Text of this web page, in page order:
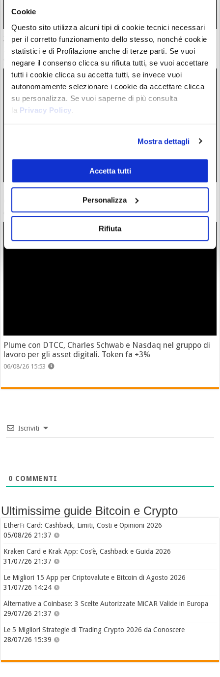
Cookie
Questo sito utilizza alcuni tipi di cookie tecnici necessari
per il corretto funzionamento dello stesso, nonché cookie
statistici e di Profilazione anche di terze parti. Se vuoi
negare il consenso clicca su rifiuta tutti, se vuoi accettare
tutti i cookie clicca su accetta tutti, se invece vuoi
autonomamente selezionare i cookie da accettare clicca
su personalizza. Se vuoi saperne di più consulta
la Privacy Policy.
Mostra dettagli
Accetta tutti
Personalizza
Rifiuta
30 milioni in crypto rubate con attacchi violenti. Francia
guida classifica della vergogna
06/08/26 18:17
ETF Bitcoin: Wall Street accoglie investimenti dopo hack
Coldcard. C’è chi ha mollato l’autocustodia?
06/08/26 17:07
Plume con DTCC, Charles Schwab e Nasdaq nel gruppo di
lavoro per gli asset digitali. Token fa +3%
06/08/26 15:53
Iscriviti
0 COMMENTI
Ultimissime guide Bitcoin e Crypto
EtherFi Card: Cashback, Limiti, Costi e Opinioni 2026
05/08/26 21:37
Kraken Card e Krak App: Cos’è, Cashback e Guida 2026
31/07/26 21:37
Le Migliori 15 App per Criptovalute e Bitcoin di Agosto 2026
31/07/26 14:24
Alternative a Coinbase: 3 Scelte Autorizzate MiCAR Valide in Europa
29/07/26 21:37
Le 5 Migliori Strategie di Trading Crypto 2026 da Conoscere
28/07/26 15:39